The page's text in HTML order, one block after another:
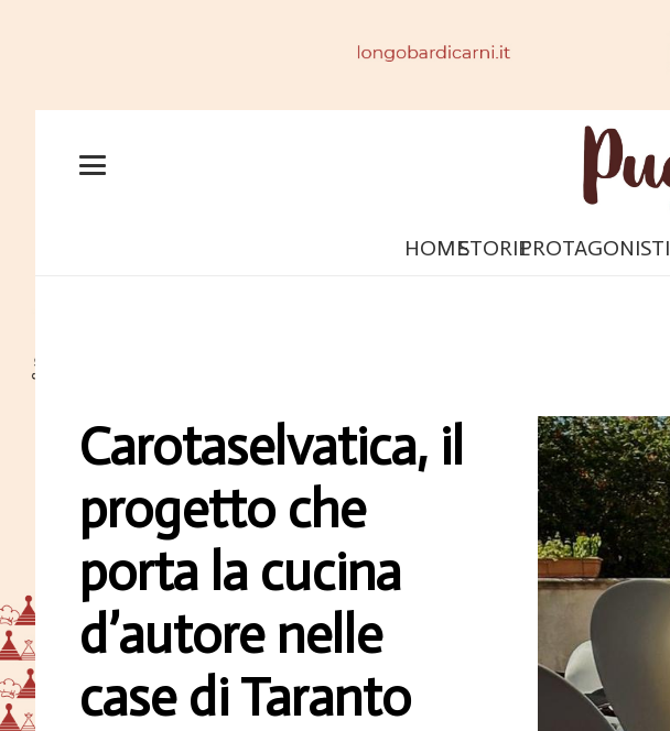
HOMESTORIEPROTAGONISTI
Carotaselvatica, il
progetto che
porta la cucina
d’autore nelle
case di Taranto